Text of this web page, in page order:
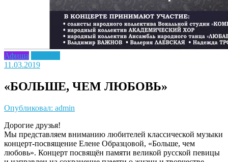
Афиша
11.03.2019
«БОЛЬШЕ, ЧЕМ ЛЮБОВЬ»
Опубликовал: admin
Дорогие друзья!
Мы представляем вниманию любителей классической музыки
концерт-посвящение Елене Образцовой, «Больше, чем
любовь». Концерт посвящён памяти великой русской певицы